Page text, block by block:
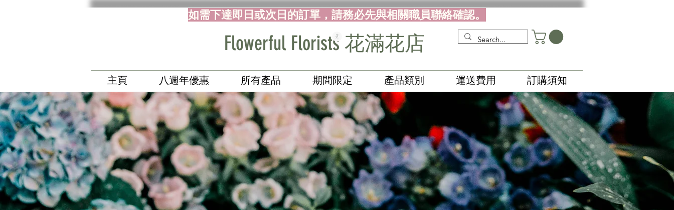
如需下達即日或次日的訂單，請務必先與相關職員聯絡確認。
Flowerful Florists 花滿花店
主頁 八週年優惠 所有產品 期間限定 產品類別 運送費用 訂購須知